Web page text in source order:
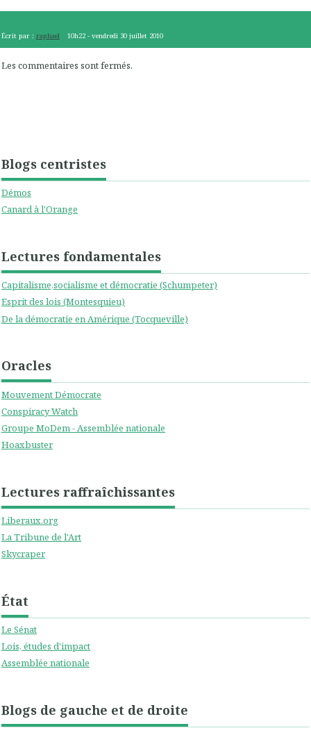
Blogs centristes
Démos
Canard à l'Orange
Lectures fondamentales
Capitalisme,socialisme et démocratie (Schumpeter)
Esprit des lois (Montesquieu)
De la démocratie en Amérique (Tocqueville)
Oracles
Mouvement Démocrate
Conspiracy Watch
Groupe MoDem - Assemblée nationale
Hoaxbuster
Lectures raffraîchissantes
Liberaux.org
La Tribune de l'Art
Skycraper
État
Le Sénat
Lois, études d'impact
Assemblée nationale
Blogs de gauche et de droite
Écrit par : raphael 10h22 -vendredi 30 juillet 2010
Les commentaires sont fermés.